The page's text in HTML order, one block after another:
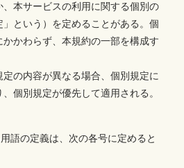
本サービスの利用に関する個別の
という）を定めることがある。個
かわらず、本規約の一部を構成す
の内容が異なる場合、個別規定に
個別規定が優先して適用される。
語の定義は、次の各号に定めると